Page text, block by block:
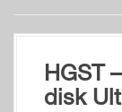
HGST
disk